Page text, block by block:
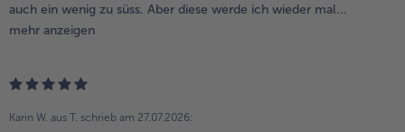
auch ein wenig zu süss. Aber diese werde ich wieder mal...
mehr anzeigen
Karin W. aus T. schrieb am 27.07.2026: